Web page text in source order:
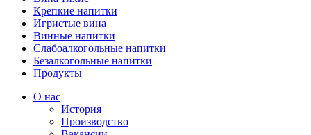
Крепкие напитки
Игристые вина
Винные напитки
Слабоалкогольные напитки
Безалкогольные напитки
Продукты
О нас
История
Производство